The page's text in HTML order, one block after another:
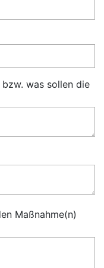
was sollen die
Maßnahme(n)